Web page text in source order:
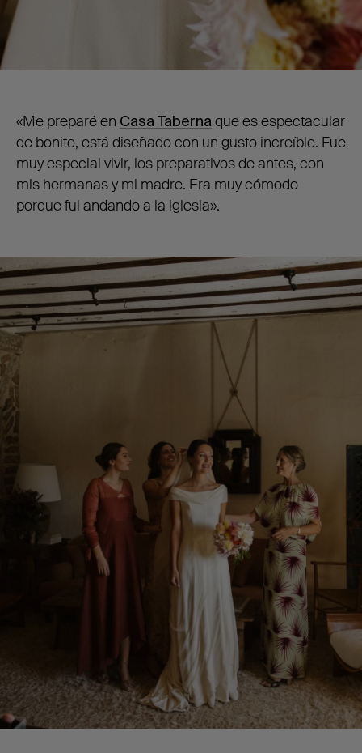
«Me preparé en Casa Taberna que es espectacular
de bonito, está diseñado con un gusto increíble. Fue
muy especial vivir, los preparativos de antes, con
mis hermanas y mi madre. Era muy cómodo
porque fui andando a la iglesia».